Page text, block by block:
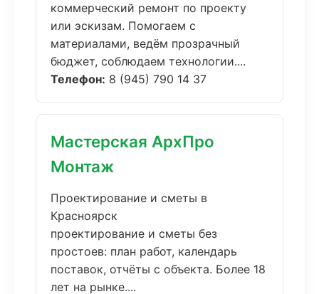
коммерческий ремонт по проекту
или эскизам. Помогаем с
материалами, ведём прозрачный
бюджет, соблюдаем технологии....
Телефон: 8 (945) 790 14 37
Мастерская АрхПро
Монтаж
Проектирование и сметы в
Красноярск
проектирование и сметы без
простоев: план работ, календарь
поставок, отчёты с объекта. Более 18
лет на рынке....